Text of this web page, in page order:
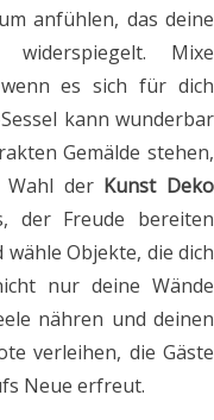
anfühlen, das deine
widerspiegelt. Mixe
es sich für dich
kann wunderbar
Gemälde stehen,
Wahl der Kunst Deko
der Freude bereiten
Objekte, die dich
nur deine Wände
nähren und deinen
verleihen, die Gäste
Neue erfreut.